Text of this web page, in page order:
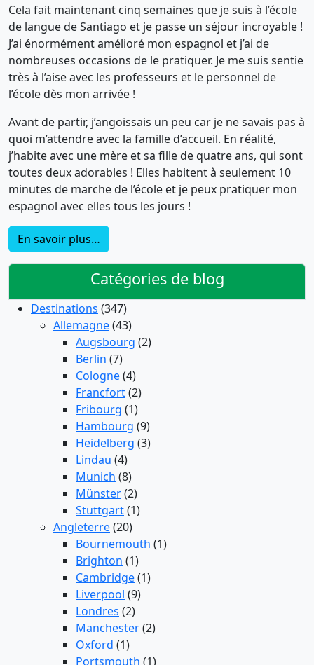
Cela fait maintenant cinq semaines que je suis à l’école
de langue de Santiago et je passe un séjour incroyable !
J’ai énormément amélioré mon espagnol et j’ai de
nombreuses occasions de le pratiquer. Je me suis sentie
très à l’aise avec les professeurs et le personnel de
l’école dès mon arrivée !
Avant de partir, j’angoissais un peu car je ne savais pas à
quoi m’attendre avec la famille d’accueil. En réalité,
j’habite avec une mère et sa fille de quatre ans, qui sont
toutes deux adorables ! Elles habitent à seulement 10
minutes de marche de l’école et je peux pratiquer mon
espagnol avec elles tous les jours !
En savoir plus…
Catégories de blog
Destinations (347)
Allemagne(43)
Augsbourg (2)
Berlin (7)
Cologne(4)
Francfort(2)
Fribourg (1)
Hambourg (9)
Heidelberg (3)
Lindau (4)
Munich (8)
Münster(2)
Stuttgart(1)
Angleterre(20)
Bournemouth (1)
Brighton (1)
Cambridge(1)
Liverpool (9)
Londres (2)
Manchester(2)
Oxford (1)
Portsmouth (1)